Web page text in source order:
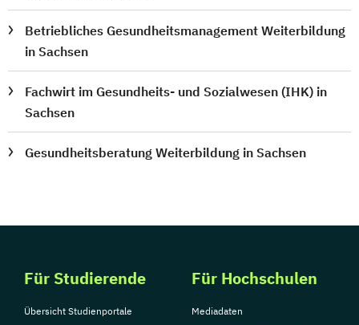
Betriebliches Gesundheitsmanagement Weiterbildung
in Sachsen
Fachwirt im Gesundheits- und Sozialwesen (IHK) in
Sachsen
Gesundheitsberatung Weiterbildung in Sachsen
Für Studierende
Übersicht Studienportale
Für Hochschulen
Mediadaten